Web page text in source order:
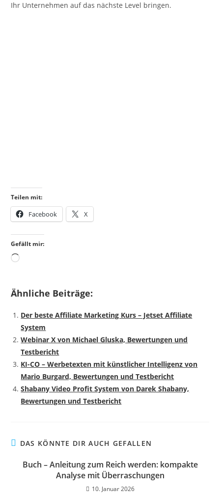
Ihr Unternehmen auf das nächste Level bringen.
Teilen mit:
Facebook X
Gefällt mir:
Wird
Ähnliche Beiträge:
Der beste Affiliate Marketing Kurs – Jetset Affiliate
System
Webinar X von Michael Gluska, Bewertungen und
Testbericht
KI-CO – Werbetexten mit künstlicher Intelligenz von
Mario Burgard, Bewertungen und Testbericht
Shabany Video Profit System von Darek Shabany,
Bewertungen und Testbericht
DAS KÖNNTE DIR AUCH GEFALLEN
Buch – Anleitung zum Reich werden: kompakte
Analyse mit Überraschungen
10. Januar 2026